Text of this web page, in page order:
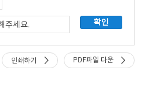
PDF파일 다운
인쇄하기